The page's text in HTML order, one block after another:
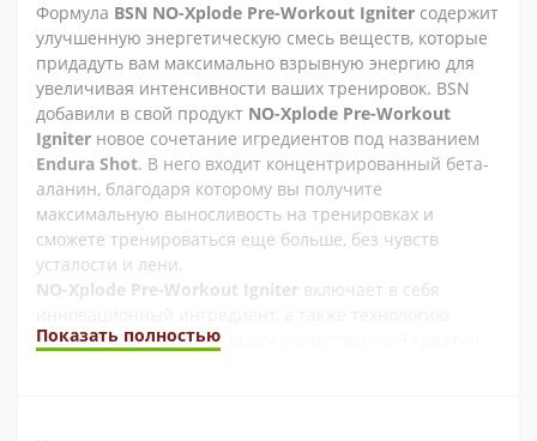
Формула BSN NO-Xplode Pre-Workout Igniter содержит
улучшенную энергетическую смесь веществ, которые
придадуть вам максимально взрывную энергию для
увеличивая интенсивности ваших тренировок. BSN
добавили в свой продукт NO-Xplode Pre-Workout
Igniter новое сочетание игредиентов под названием
Endura Shot. В него входит концентрированный бета-
аланин, благодаря которому вы получите
максимальную выносливость на тренировках и
сможете тренироваться еще больше, без чувств
усталости и лени.
NO-Xplode Pre-Workout Igniter включает в себя
Myogenic Matrix™ - это высококачественный креатин,
Показать полностью